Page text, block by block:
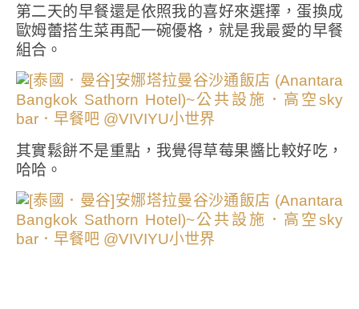
第二天的早餐還是依照我的喜好來選擇，蛋換成
歐姆蕾搭生菜再配一碗優格，就是我最愛的早餐
組合。
其實鬆餅不是重點，我覺得草莓果醬比較好吃，
哈哈。